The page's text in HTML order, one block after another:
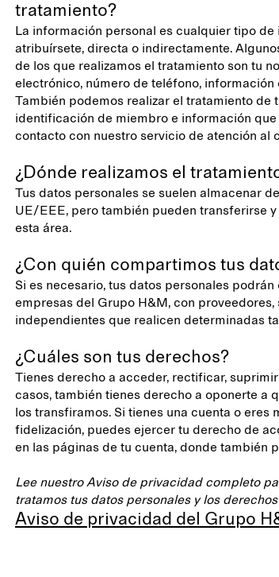
tratamiento?
La información personal es cualquier tipo
atribuírsete, directa o indirectamente.
de los que realizamos el tratamiento son tu
electrónico, número de teléfono,
También podemos realizar el tratamiento de
identificación de miembro e información
contacto con nuestro servicio de atención al
¿Dónde realizamos el
Tus datos personales se suelen almacenar
UE/EEE, pero también pueden transferirse
esta área.
¿Con quién compartimos tus
Si es necesario, tus datos personales
empresas del Grupo H&M, con
independientes que realicen determinadas
¿Cuáles son tus derechos?
Tienes derecho a acceder, rectificar,
casos, también tienes derecho a oponerte a
los transfiramos. Si tienes una cuenta o eres
fidelización, puedes ejercer tu derecho de
en las páginas de tu cuenta, donde también
Lee nuestro Aviso de privacidad completo
tratamos tus datos personales y los
Aviso de privacidad del Grupo